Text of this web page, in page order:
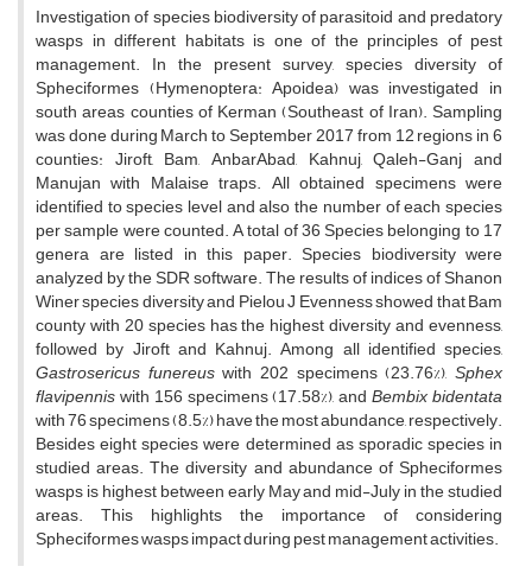
Investigation of species biodiversity of parasitoid and predatory
wasps in different habitats is one of the principles of pest
management. In the present survey, species diversity of
Spheciformes (Hymenoptera: Apoidea) was investigated in
south areas counties of Kerman (Southeast of Iran). Sampling
was done during March to September 2017 from 12 regions in 6
counties: Jiroft, Bam, AnbarAbad, Kahnuj, Qaleh-Ganj and
Manujan with Malaise traps. All obtained specimens were
identified to species level and also the number of each species
per sample were counted. A total of 36 Species belonging to 17
genera are listed in this paper. Species biodiversity were
analyzed by the SDR software. The results of indices of Shanon
Winer species diversity and Pielou J Evenness showed that Bam
county with 20 species has the highest diversity and evenness,
followed by Jiroft and Kahnuj. Among all identified species,
Gastrosericus funereuswith 202 specimens (23.76%),Sphex
flavipenniswith 156 specimens (17.58%), andBembix bidentata
with 76 specimens (8.5%) have the most abundance, respectively.
Besides eight species were determined as sporadic species in
studied areas. The diversity and abundance of Spheciformes
wasps is highest between early May and mid-July in the studied
areas. This highlights the importance of considering
Spheciformes wasps impact during pest management activities.